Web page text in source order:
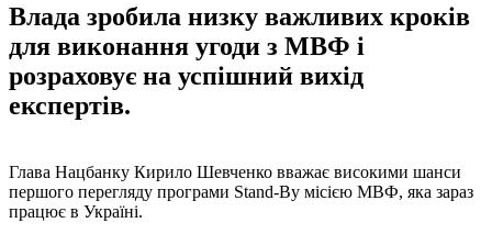
Влада зробила низку важливих кроків
для виконання угоди з МВФ і
розраховує на успішний вихід
експертів.
Глава Нацбанку Кирило Шевченко вважає високими шанси
першого перегляду програми Stand-By місією МВФ, яка зараз
працює в Україні.